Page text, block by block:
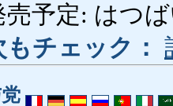
売予定: はつば
もチェック：